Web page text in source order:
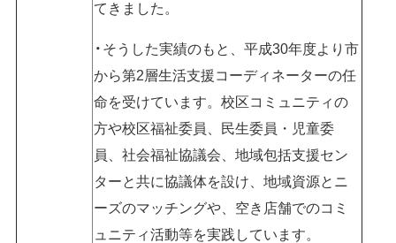
てきました。
そうした実績のもと、平成30年度より市
から第2層生活支援コーディネーターの任
命を受けています。校区コミュニティの
方や校区福祉委員、民生委員・児童委
員、社会福祉協議会、地域包括支援セン
ターと共に協議体を設け、地域資源とニ
ーズのマッチングや、空き店舗でのコミ
ュニティ活動等を実践しています。